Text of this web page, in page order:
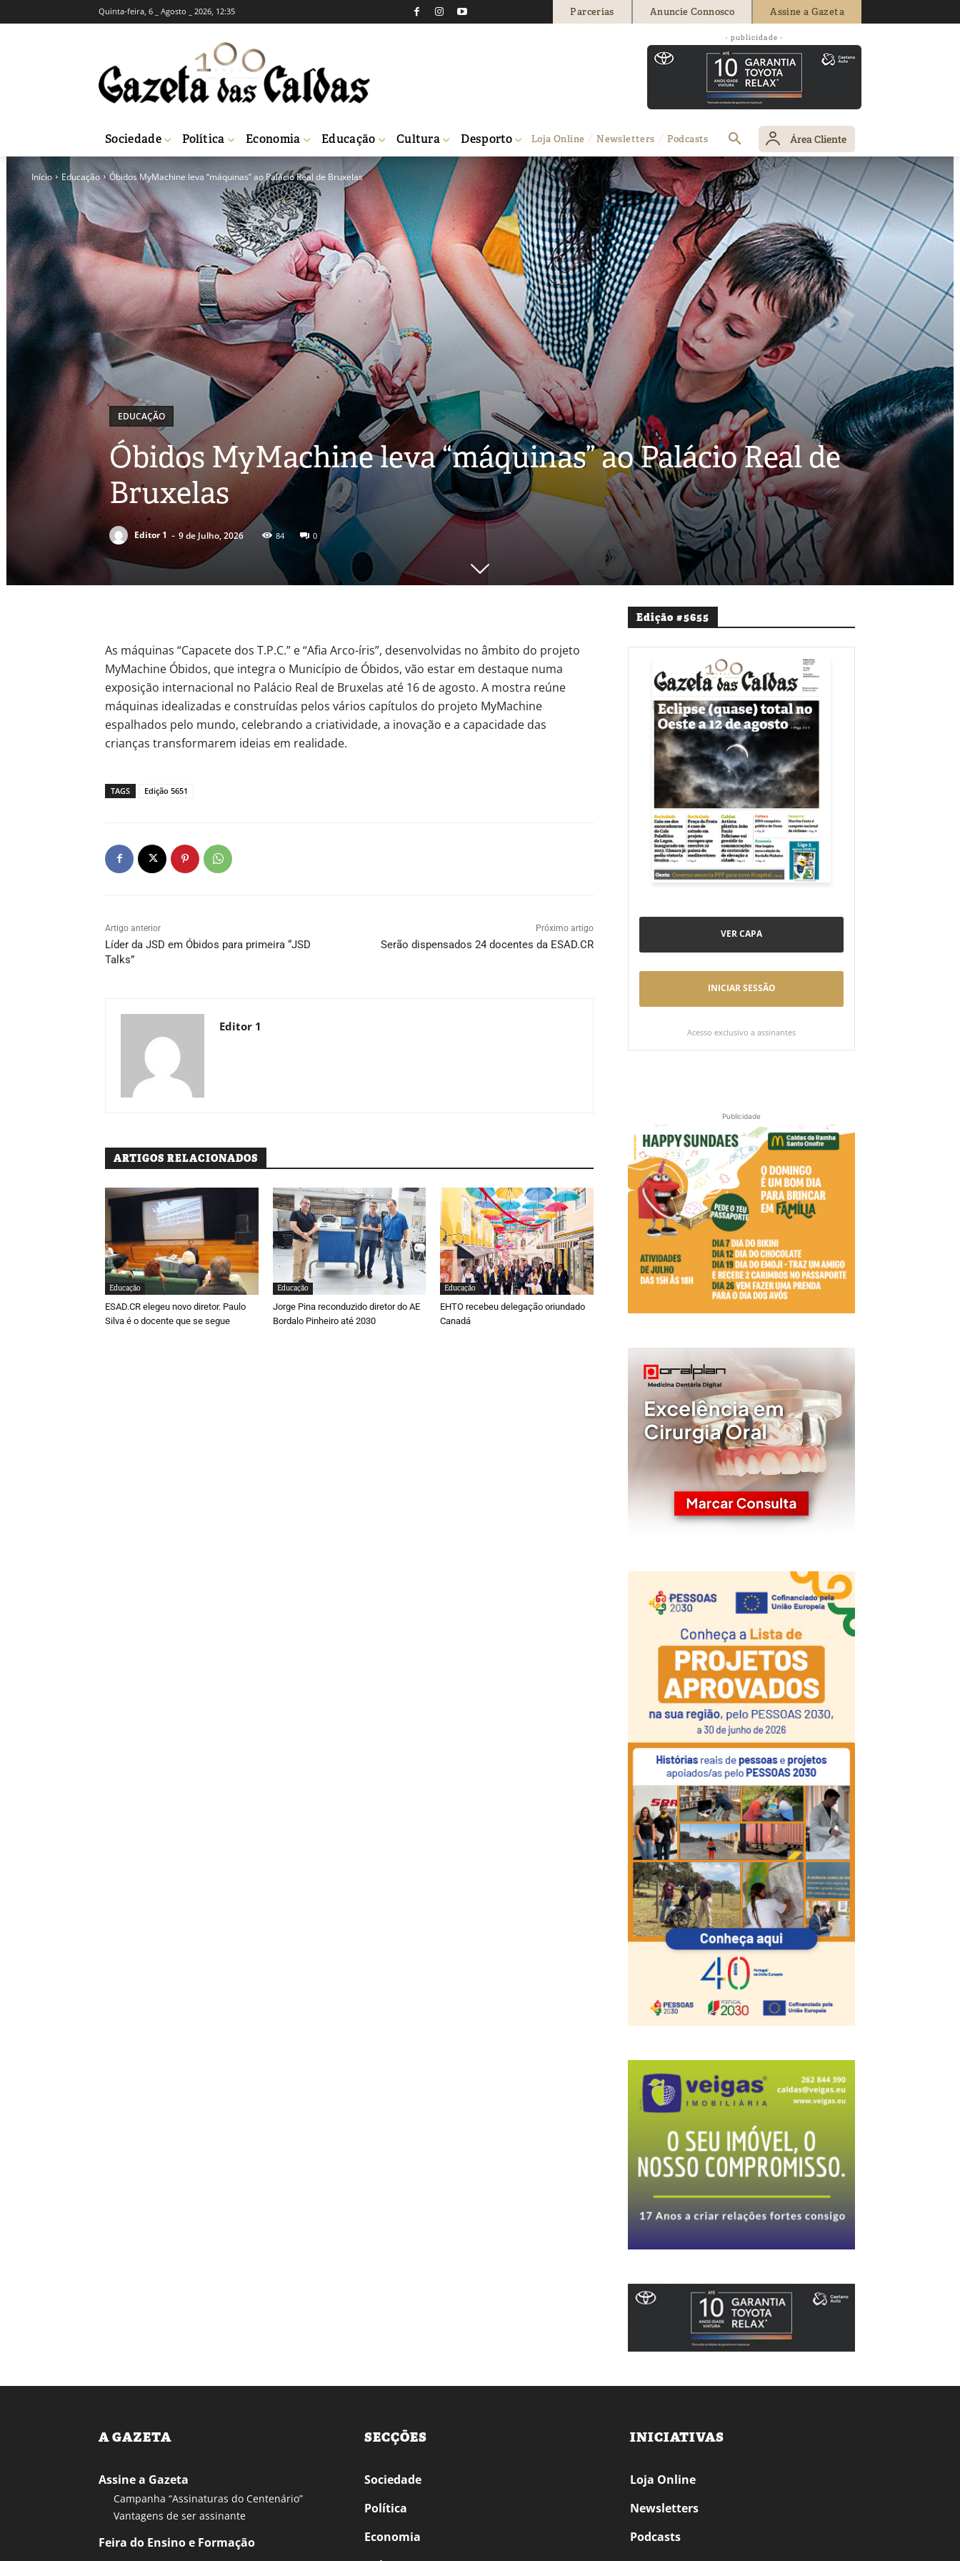
Quinta-feira, 6 _ Agosto _ 2026, 12:35 Parcerias Anuncie Connosco Assine a Gazeta
- publicidade -
Sociedade Política Economia Educação Cultura Desporto Loja Online Newsletters Podcasts Área Cliente
Início Educação Óbidos MyMachine leva “máquinas” ao Palácio Real de Bruxelas
EDUCAÇÃO
Óbidos MyMachine leva “máquinas” ao Palácio Real de
Bruxelas
Editor 1 - 9 de Julho, 2026 84 0
As máquinas “Capacete dos T.P.C.” e “Afia Arco-íris”, desenvolvidas no âmbito do projeto
MyMachine Óbidos, que integra o Município de Óbidos, vão estar em destaque numa
exposição internacional no Palácio Real de Bruxelas até 16 de agosto. A mostra reúne
máquinas idealizadas e construídas pelos vários capítulos do projeto MyMachine
espalhados pelo mundo, celebrando a criatividade, a inovação e a capacidade das
crianças transformarem ideias em realidade.
TAGS Edição 5651
Artigo anterior
Líder da JSD em Óbidos para primeira “JSD
Talks”
Próximo artigo
Serão dispensados 24 docentes da ESAD.CR
Editor 1
ARTIGOS RELACIONADOS
Educação
ESAD.CR elegeu novo diretor. Paulo
Silva é o docente que se segue
Educação
Jorge Pina reconduzido diretor do AE
Bordalo Pinheiro até 2030
Educação
EHTO recebeu delegação oriundado
Canadá
Edição #5655
VER CAPA
INICIAR SESSÃO
Acesso exclusivo a assinantes
Publicidade
A GAZETA
Assine a Gazeta
Campanha “Assinaturas do Centenário”
Vantagens de ser assinante
Feira do Ensino e Formação
SECÇÕES
Sociedade
Política
Economia
INICIATIVAS
Loja Online
Newsletters
Podcasts